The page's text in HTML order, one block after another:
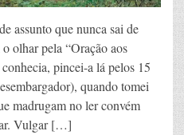
assunto que nunca sai de
olhar pela “Oração aos
pincei-a lá pelos 15
quando tomei
madrugam no ler convém
Vulgar […]